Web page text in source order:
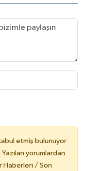
etmiş bulunuyor
yorumlardan
Haberleri / Son